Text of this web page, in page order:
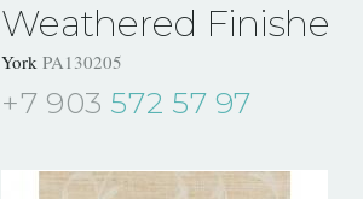
Weathered Finishes
York PA130205
+7 903 572 57 97